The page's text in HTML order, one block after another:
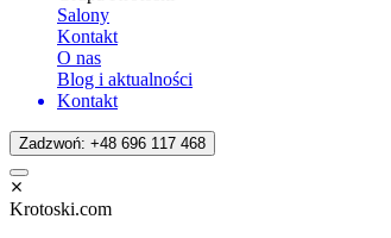
Salony
Kontakt
O nas
Blog i aktualności
Kontakt
Zadzwoń: +48 696 117 468
Krotoski.com